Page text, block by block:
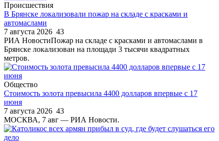
Происшествия
В Брянске локализовали пожар на складе с красками и
автомаслами
7 августа 2026 43
РИА НовостиПожар на складе с красками и автомаслами в
Брянске локализован на площади 3 тысячи квадратных
метров.
Общество
Стоимость золота превысила 4400 долларов впервые с 17
июня
7 августа 2026 43
МОСКВА, 7 авг — РИА Новости.